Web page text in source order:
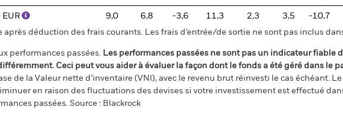
9,0 6,8 -3,6 11,3 2,3 3,5 -10,7
déduction des frais courants. Les frais d’entrée/de sortie ne sont pas inclus
performances passées. Les performances passées ne sont pas un indicateur fiable
Ceci peut vous aider à évaluer la façon dont le fonds a été géré dans le
de la Valeur nette d’inventaire (VNI), avec le revenu brut réinvesti le cas échéant.
en raison des fluctuations des devises si votre investissement est effectué
passées. Source : Blackrock